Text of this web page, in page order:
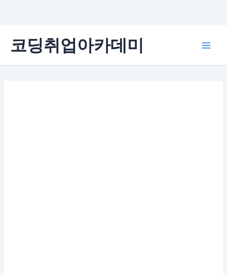
로
코딩취업아카데미